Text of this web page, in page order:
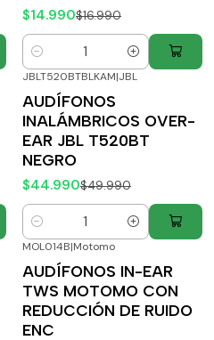
$14.990$16.990
Cantidad
JBLT520BTBLKAM|JBL
AUDÍFONOS
INALÁMBRICOS OVER-
EAR JBL T520BT
NEGRO
$44.990$49.990
Cantidad
MOL014B|Motomo
AUDÍFONOS IN-EAR
TWS MOTOMO CON
REDUCCIÓN DE RUIDO
ENC